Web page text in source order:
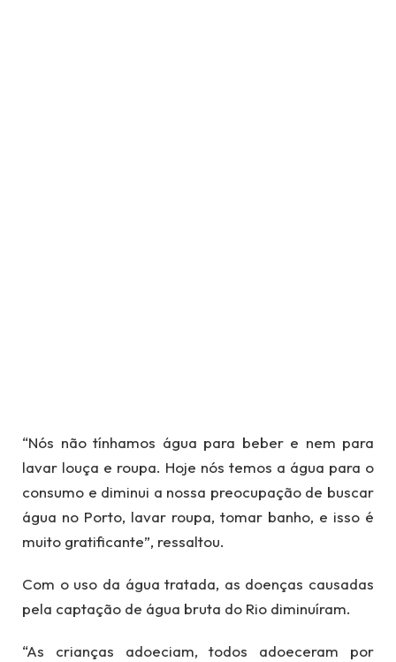
“Nós não tínhamos água para beber e nem para
lavar louça e roupa. Hoje nós temos a água para o
consumo e diminui a nossa preocupação de buscar
água no Porto, lavar roupa, tomar banho, e isso é
muito gratificante”, ressaltou.
Com o uso da água tratada, as doenças causadas
pela captação de água bruta do Rio diminuíram.
“As crianças adoeciam, todos adoeceram por